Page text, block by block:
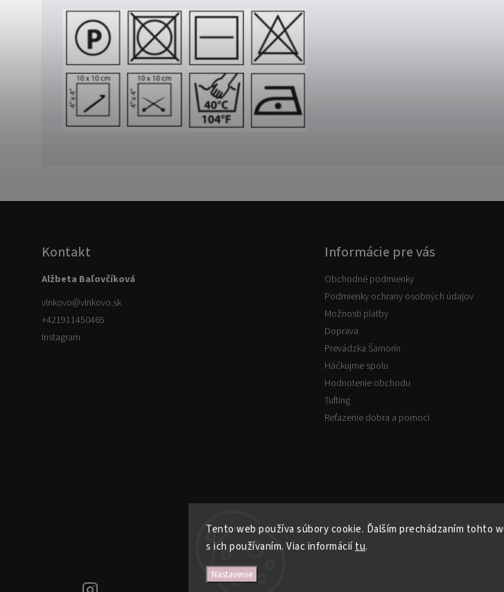
Tento web používa súbory cookie. Ďalším prechádzaním tohto
s ich používaním. Viac informáciítu.
Nastavenie
Kontakt
Alžbeta Baľovčíková
vlnkovo@vlnkovo.sk
+421911450465
Instagram
Informácie pre vás
Obchodné podmienky
Podmienky ochrany osobných údajov
Možnosti platby
Doprava
Prevádzka Šamorín
Háčkujme spolu
Hodnotenie obchodu
Tufting
Reťazenie dobra a pomoci
Copyright 2026
+421911450465